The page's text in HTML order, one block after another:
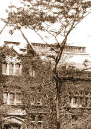
国民法通则》以及 最高
干问题的意见（试行
乙方）的权利义务关
品的使用达成如下一
肖像权许可乙方作符
国民法通则》以及 最高
干问题的意见（试行
乙方）的权利义务关
品的使用达成如下一
肖像权许可乙方作符
国民法通则》以及 最高
干问题的意见（试行
乙方）的权利义务关
品的使用达成如下一
肖像权许可乙方作符